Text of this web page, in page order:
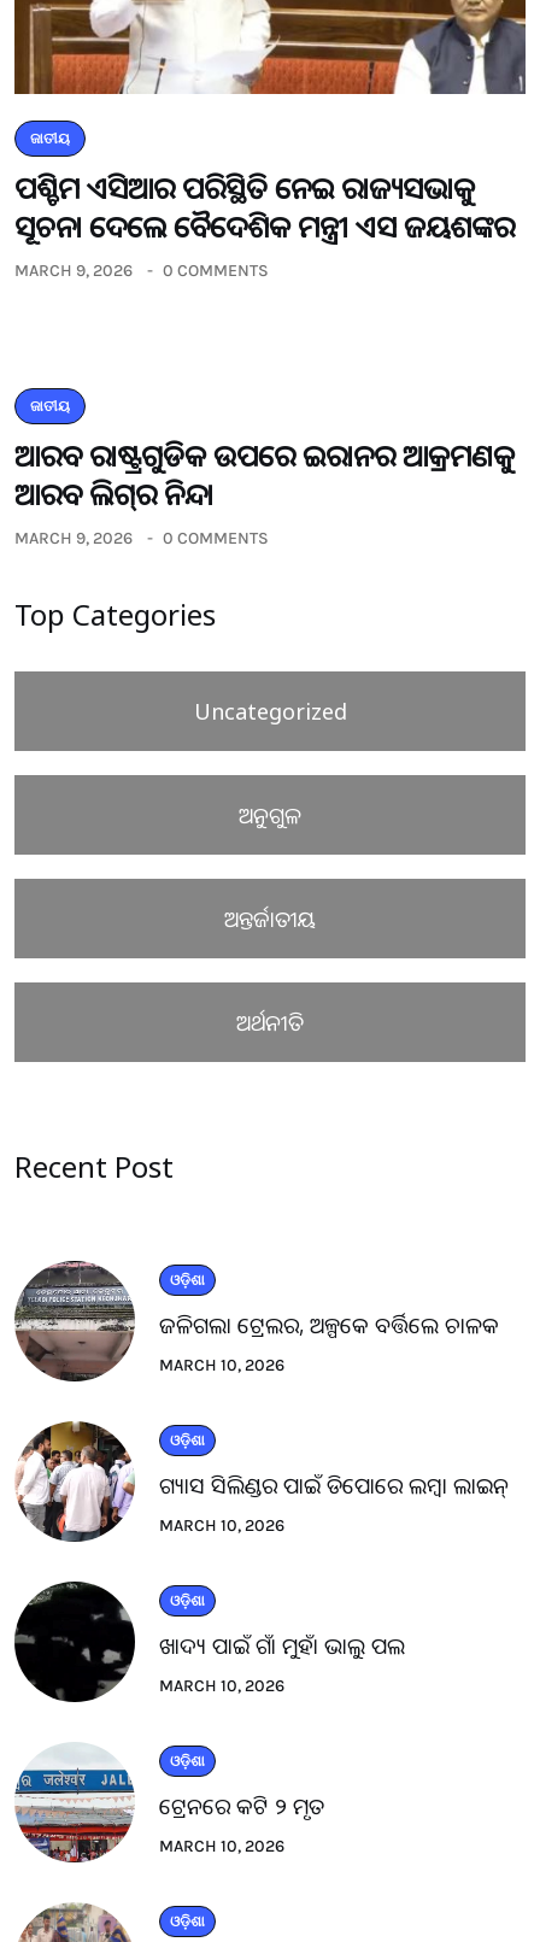
ଜାତୀୟ
ପଶ୍ଚିମ ଏସିଆର ପରିସ୍ଥିତି ନେଇ ରାଜ୍ୟସଭାକୁ
ସୂଚନା ଦେଲେ ବୈଦେଶିକ ମନ୍ତ୍ରୀ ଏସ ଜୟଶଙ୍କର
MARCH 9, 2026 0 COMMENTS
ଜାତୀୟ
ଆରବ ରାଷ୍ଟ୍ରଗୁଡିକ ଉପରେ ଇରାନର ଆକ୍ରମଣକୁ
ଆରବ ଲିଗ୍‌ର ନିନ୍ଦା
MARCH 9, 2026 0 COMMENTS
Top Categories
Uncategorized
ଅନୁଗୁଳ
ଅନ୍ତର୍ଜାତୀୟ
ଅର୍ଥନୀତି
Recent Post
ଓଡ଼ିଶା
ଜଳିଗଲା ଟ୍ରେଲର, ଅଳ୍ପକେ ବର୍ତ୍ତିଲେ ଚାଳକ
MARCH 10, 2026
ଓଡ଼ିଶା
ଗ୍ୟାସ ସିଲିଣ୍ଡର ପାଇଁ ଡିପୋରେ ଲମ୍ବା ଲାଇନ୍
MARCH 10, 2026
ଓଡ଼ିଶା
ଖାଦ୍ୟ ପାଇଁ ଗାଁ ମୁହାଁ ଭାଲୁ ପଲ
MARCH 10, 2026
ଓଡ଼ିଶା
ଟ୍ରେନରେ କଟି ୨ ମୃତ
MARCH 10, 2026
ଓଡ଼ିଶା